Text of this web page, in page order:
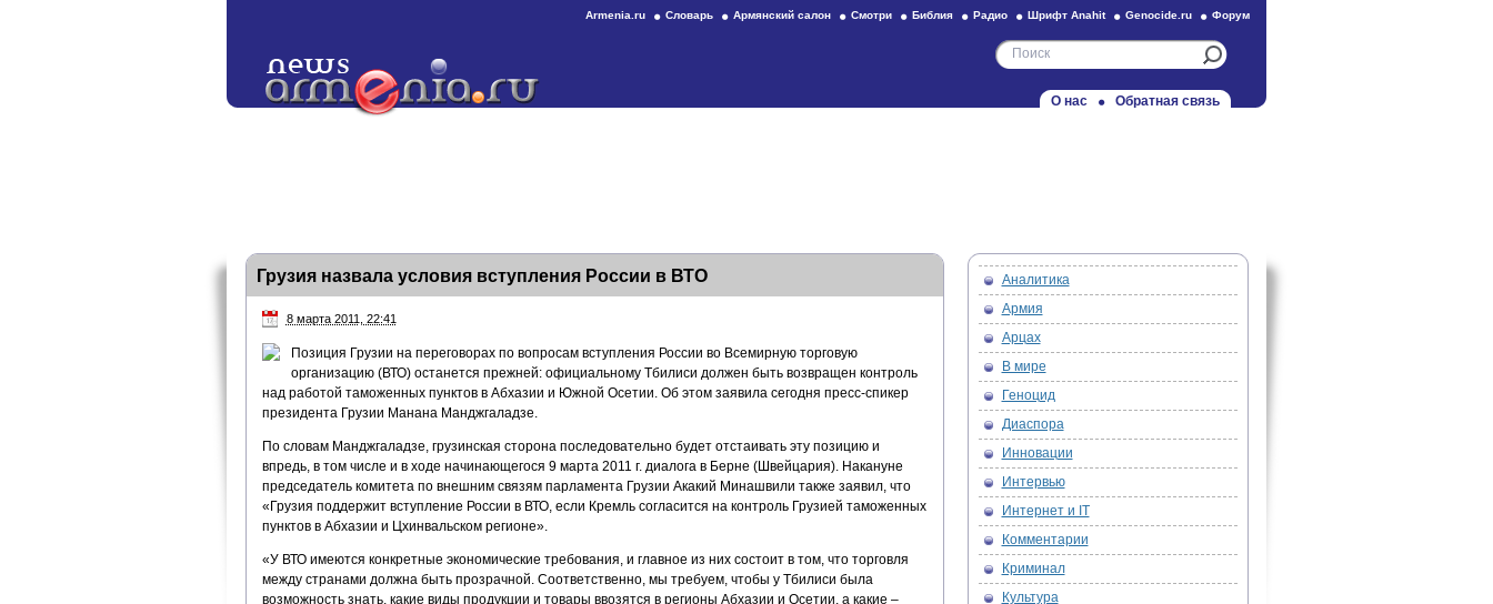
Armenia.ru Словарь Армянский салон Смотри Библия Радио Шрифт Anahit Genocide.ru Форум
О нас Обратная связь
Грузия назвала условия вступления России в ВТО
8 марта 2011, 22:41
Позиция Грузии на переговорах по вопросам вступления России во Всемирную торговую
организацию (ВТО) останется прежней: официальному Тбилиси должен быть возвращен контроль
над работой таможенных пунктов в Абхазии и Южной Осетии. Об этом заявила сегодня пресс-спикер
президента Грузии Манана Манджгаладзе.
По словам Манджгаладзе, грузинская сторона последовательно будет отстаивать эту позицию и
впредь, в том числе и в ходе начинающегося 9 марта 2011 г. диалога в Берне (Швейцария). Накануне
председатель комитета по внешним связям парламента Грузии Акакий Минашвили также заявил, что
«Грузия поддержит вступление России в ВТО, если Кремль согласится на контроль Грузией таможенных
пунктов в Абхазии и Цхинвальском регионе».
«У ВТО имеются конкретные экономические требования, и главное из них состоит в том, что торговля
между странами должна быть прозрачной. Соответственно, мы требуем, чтобы у Тбилиси была
возможность знать, какие виды продукции и товары ввозятся в регионы Абхазии и Осетии, а какие –
Аналитика
Армия
Арцах
В мире
Геноцид
Диаспора
Инновации
Интервью
Интернет и IT
Комментарии
Криминал
Культура